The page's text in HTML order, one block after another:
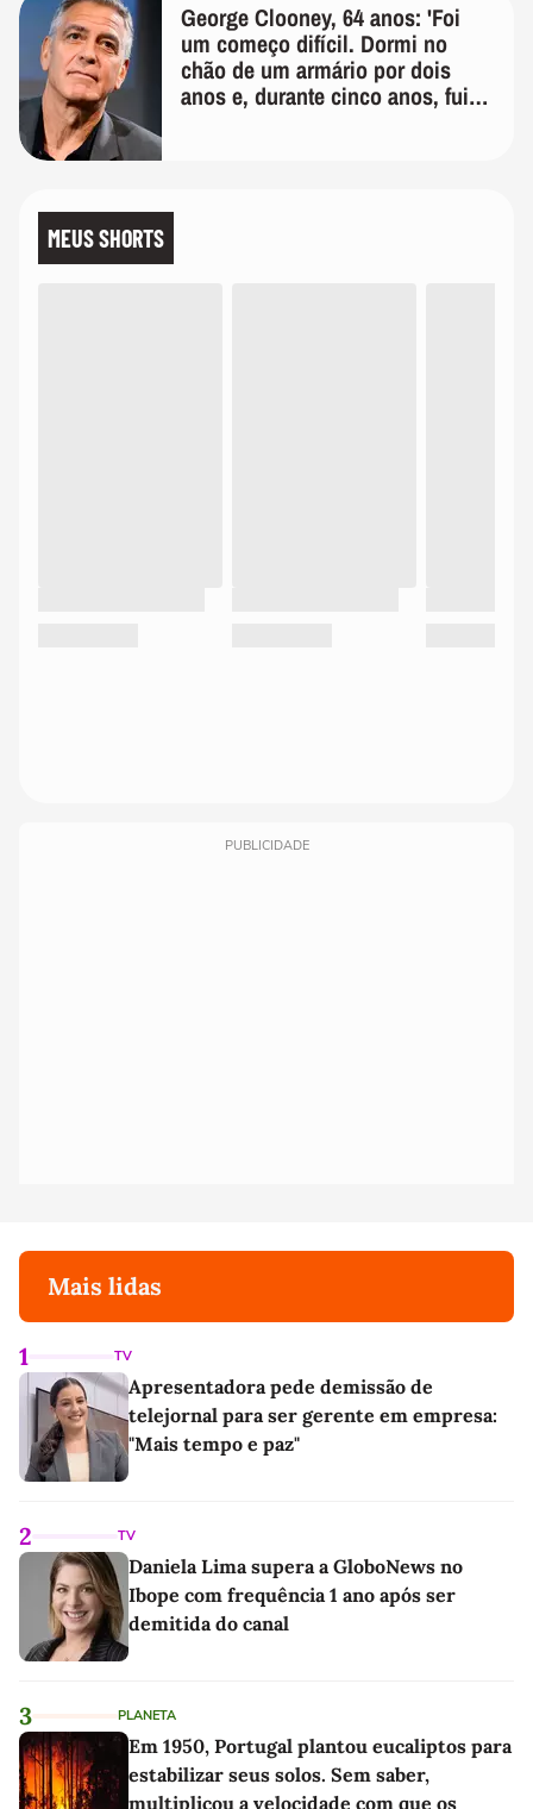
George Clooney, 64 anos: 'Foi
um começo difícil. Dormi no
chão de um armário por dois
anos e, durante cinco anos, fui
MEUS SHORTS
PUBLICIDADE
Mais lidas
1 TV
Apresentadora pede demissão de
telejornal para ser gerente em empresa:
"Mais tempo e paz"
2 TV
Daniela Lima supera a GloboNews no
Ibope com frequência 1 ano após ser
demitida do canal
3 PLANETA
Em 1950, Portugal plantou eucaliptos para
estabilizar seus solos. Sem saber,
multiplicou a velocidade com que os